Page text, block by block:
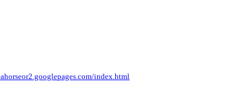
index.html